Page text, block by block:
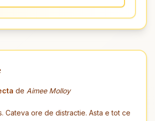
de Aimee Molloy
Cateva ore de distractie. Asta e tot ce